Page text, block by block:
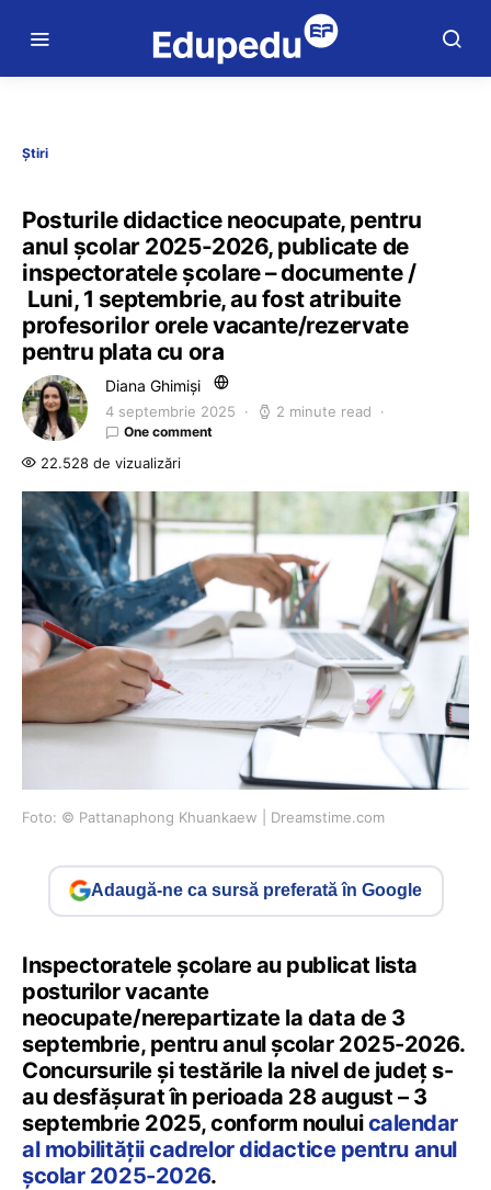
Știri
Posturile didactice neocupate, pentru
anul școlar 2025-2026, publicate de
inspectoratele școlare – documente /
Luni, 1 septembrie, au fost atribuite
profesorilor orele vacante/rezervate
pentru plata cu ora
Diana Ghimiși
4 septembrie 2025 2 minute read
One comment
22.528 de vizualizări
Foto: © Pattanaphong Khuankaew | Dreamstime.com
Adaugă-ne ca sursă preferată în Google
Inspectoratele școlare au publicat lista
posturilor vacante
neocupate/nerepartizate la data de 3
septembrie, pentru anul școlar 2025-2026.
Concursurile și testările la nivel de județ s-
au desfășurat în perioada 28 august – 3
septembrie 2025, conform nouluicalendar
al mobilității cadrelor didactice pentru anul
școlar 2025-2026.